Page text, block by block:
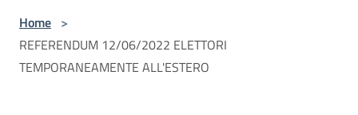
Home >
REFERENDUM 12/06/2022 ELETTORI
TEMPORANEAMENTE ALL'ESTERO